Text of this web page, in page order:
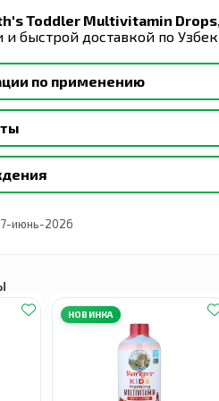
Toddler Multivitamin
и быстрой доставкой по
по применению
перед каждым
с рекомендациями
загрязнение продукта. Не
24 капли Не требует
очищенная вода,
с врачом перед
июнь-2026
НОВИНКА